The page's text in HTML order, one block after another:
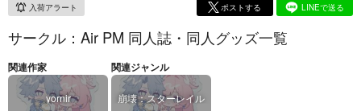
入荷アラート ポストする LINEで送る
サークル：Air PM 同人誌・同人グッズ一覧
関連作家
yornir
関連ジャンル
崩壊：スターレイル